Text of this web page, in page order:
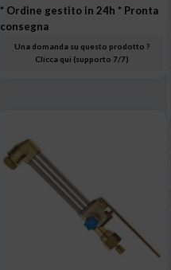
* Ordine gestito in 24h * Pronta
consegna
Una domanda su questo prodotto ?
Clicca qui (supporto 7/7)